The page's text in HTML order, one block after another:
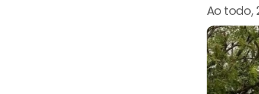
Ao todo,